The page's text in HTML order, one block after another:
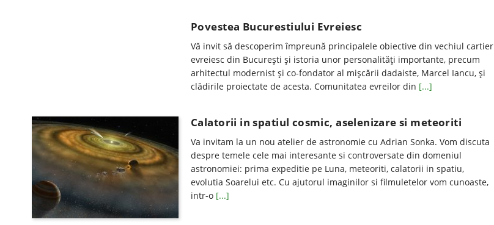
Povestea Bucurestiului Evreiesc
Vă invit să descoperim împreună principalele obiective din vechiul cartier
evreiesc din București și istoria unor personalități importante, precum
arhitectul modernist și co-fondator al mișcării dadaiste, Marcel Iancu, și
clădirile proiectate de acesta. Comunitatea evreilor din [...]
Calatorii in spatiul cosmic, aselenizare si meteoriti
Va invitam la un nou atelier de astronomie cu Adrian Sonka. Vom discuta
despre temele cele mai interesante si controversate din domeniul
astronomiei: prima expeditie pe Luna, meteoriti, calatorii in spatiu,
evolutia Soarelui etc. Cu ajutorul imaginilor si filmuletelor vom cunoaste,
intr-o [...]